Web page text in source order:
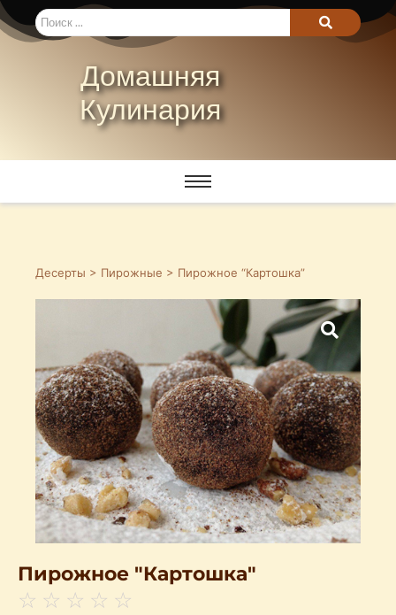
Домашняя
Кулинария
Десерты > Пирожные > Пирожное “Картошка”
Пирожное "Картошка"
☆ ☆ ☆ ☆ ☆